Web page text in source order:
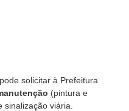
solicitar à Prefeitura
(pintura e
viária.